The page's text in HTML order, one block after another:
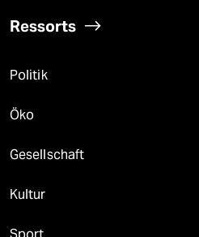
Ressorts
Politik
Öko
Gesellschaft
Kultur